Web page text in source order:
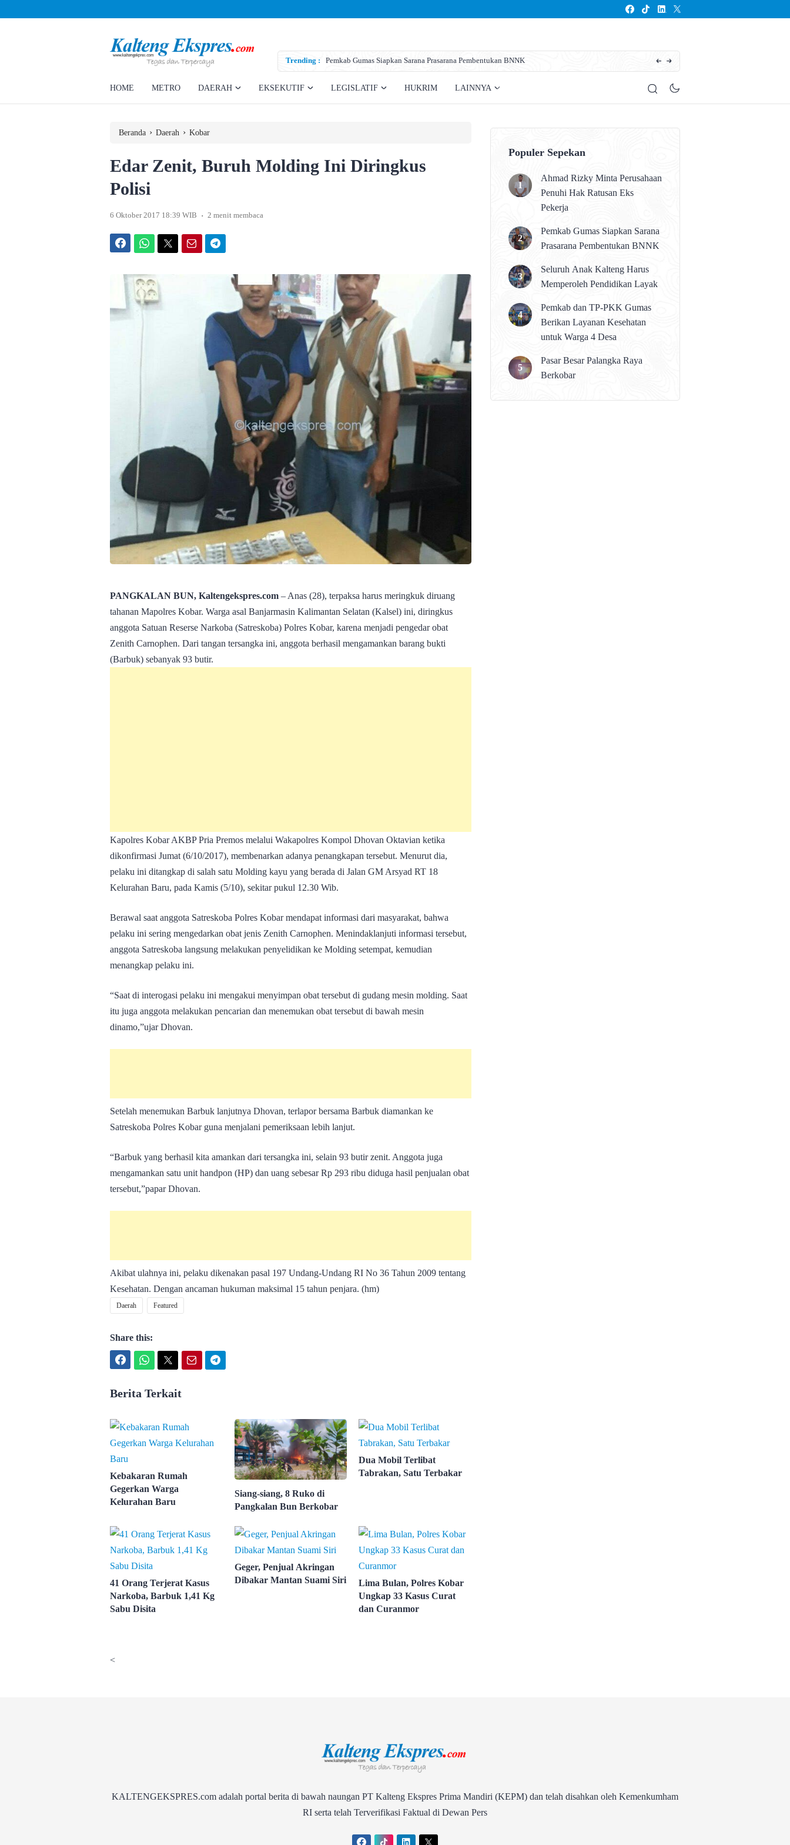
Trending :
Ahmad Rizky Minta Perusahaan Penuhi Hak Ratusan Eks Pekerja Pemkab Gumas Siapkan Sarana Prasarana Pembentukan BNNK Seluruh Anak Kalteng Harus Memperoleh
HOME METRO DAERAH EKSEKUTIF LEGISLATIF HUKRIM LAINNYA
Beranda › Daerah › Kobar
Edar Zenit, Buruh Molding Ini Diringkus
Polisi
6 Oktober 2017 18:39 WIB . 2 menit membaca
PANGKALAN BUN, Kaltengekspres.com – Anas (28), terpaksa harus meringkuk diruang
tahanan Mapolres Kobar. Warga asal Banjarmasin Kalimantan Selatan (Kalsel) ini, diringkus
anggota Satuan Reserse Narkoba (Satreskoba) Polres Kobar, karena menjadi pengedar obat
Zenith Carnophen. Dari tangan tersangka ini, anggota berhasil mengamankan barang bukti
(Barbuk) sebanyak 93 butir.
Kapolres Kobar AKBP Pria Premos melalui Wakapolres Kompol Dhovan Oktavian ketika
dikonfirmasi Jumat (6/10/2017), membenarkan adanya penangkapan tersebut. Menurut dia,
pelaku ini ditangkap di salah satu Molding kayu yang berada di Jalan GM Arsyad RT 18
Kelurahan Baru, pada Kamis (5/10), sekitar pukul 12.30 Wib.
Berawal saat anggota Satreskoba Polres Kobar mendapat informasi dari masyarakat, bahwa
pelaku ini sering mengedarkan obat jenis Zenith Carnophen. Menindaklanjuti informasi tersebut,
anggota Satreskoba langsung melakukan penyelidikan ke Molding setempat, kemudian
menangkap pelaku ini.
“Saat di interogasi pelaku ini mengakui menyimpan obat tersebut di gudang mesin molding. Saat
itu juga anggota melakukan pencarian dan menemukan obat tersebut di bawah mesin
dinamo,”ujar Dhovan.
Setelah menemukan Barbuk lanjutnya Dhovan, terlapor bersama Barbuk diamankan ke
Satreskoba Polres Kobar guna menjalani pemeriksaan lebih lanjut.
“Barbuk yang berhasil kita amankan dari tersangka ini, selain 93 butir zenit. Anggota juga
mengamankan satu unit handpon (HP) dan uang sebesar Rp 293 ribu diduga hasil penjualan obat
tersebut,”papar Dhovan.
Akibat ulahnya ini, pelaku dikenakan pasal 197 Undang-Undang RI No 36 Tahun 2009 tentang
Kesehatan. Dengan ancaman hukuman maksimal 15 tahun penjara. (hm)
Daerah Featured
Share this:
Berita Terkait
Kebakaran Rumah
Gegerkan Warga
Kelurahan Baru
Siang-siang, 8 Ruko di
Pangkalan Bun Berkobar
Dua Mobil Terlibat
Tabrakan, Satu Terbakar
41 Orang Terjerat Kasus
Narkoba, Barbuk 1,41 Kg
Sabu Disita
Geger, Penjual Akringan
Dibakar Mantan Suami Siri
Lima Bulan, Polres Kobar
Ungkap 33 Kasus Curat
dan Curanmor
Populer Sepekan
Ahmad Rizky Minta Perusahaan
Penuhi Hak Ratusan Eks
Pekerja
Pemkab Gumas Siapkan Sarana
Prasarana Pembentukan BNNK
Seluruh Anak Kalteng Harus
Memperoleh Pendidikan Layak
Pemkab dan TP-PKK Gumas
Berikan Layanan Kesehatan
untuk Warga 4 Desa
Pasar Besar Palangka Raya
Berkobar
<
KALTENGEKSPRES.com adalah portal berita di bawah naungan PT Kalteng Ekspres Prima Mandiri (KEPM) dan telah disahkan oleh Kemenkumham
RI serta telah Terverifikasi Faktual di Dewan Pers